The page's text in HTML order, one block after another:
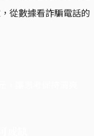
從數據看詐騙電話的